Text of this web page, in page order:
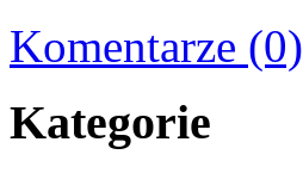
Komentarze (0)
Kategorie